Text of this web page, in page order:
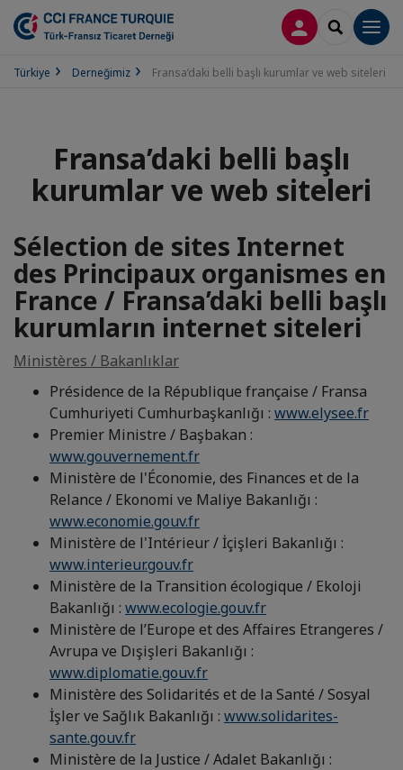
LOG INSEARCH
Türkiye Derneğimiz Fransa’daki belli başlı kurumlar ve web siteleri
Fransa’daki belli başlı
kurumlar ve web siteleri
Sélection de sites Internet
des Principaux organismes en
France / Fransa’daki belli başlı
kurumların internet siteleri
Ministères / Bakanlıklar
Présidence de la République française / Fransa
Cumhuriyeti Cumhurbaşkanlığı : www.elysee.fr
Premier Ministre / Başbakan :
www.gouvernement.fr
Ministère de l'Économie, des Finances et de la
Relance / Ekonomi ve Maliye Bakanlığı :
www.economie.gouv.fr
Ministère de l'Intérieur / İçişleri Bakanlığı :
www.interieur.gouv.fr
Ministère de la Transition écologique / Ekoloji
Bakanlığı : www.ecologie.gouv.fr
Ministère de l’Europe et des Affaires Etrangeres /
Avrupa ve Dışişleri Bakanlığı :
www.diplomatie.gouv.fr
Ministère des Solidarités et de la Santé / Sosyal
İşler ve Sağlık Bakanlığı : www.solidarites-
sante.gouv.fr
Ministère de la Justice / Adalet Bakanlığı :